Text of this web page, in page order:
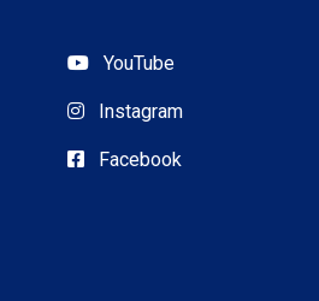
YouTube
Instagram
Facebook